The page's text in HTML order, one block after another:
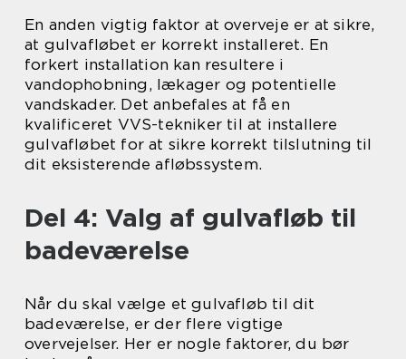
En anden vigtig faktor at overveje er at sikre,
at gulvafløbet er korrekt installeret. En
forkert installation kan resultere i
vandophobning, lækager og potentielle
vandskader. Det anbefales at få en
kvalificeret VVS-tekniker til at installere
gulvafløbet for at sikre korrekt tilslutning til
dit eksisterende afløbssystem.
Del 4: Valg af gulvafløb til
badeværelse
Når du skal vælge et gulvafløb til dit
badeværelse, er der flere vigtige
overvejelser. Her er nogle faktorer, du bør